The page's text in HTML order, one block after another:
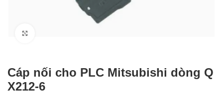
Cáp nối cho PLC Mitsubishi dòng Q
X212-6